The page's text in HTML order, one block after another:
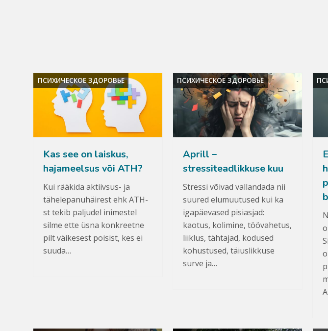
ПСИХИЧЕСКОЕ ЗДОРОВЬЕ
Kas see on laiskus,
hajameelsus või ATH?
Kui rääkida aktiivsus- ja
tähelepanuhäirest ehk ATH-
st tekib paljudel inimestel
silme ette üsna konkreetne
pilt väikesest poisist, kes ei
suuda…
ПСИХИЧЕСКОЕ ЗДОРОВЬЕ
Aprill –
stressiteadlikkuse kuu
Stressi võivad vallandada nii
suured elumuutused kui ka
igapäevased pisiasjad:
kaotus, kolimine, töövahetus,
liiklus, tähtajad, kodused
kohustused, täiuslikkuse
surve ja…